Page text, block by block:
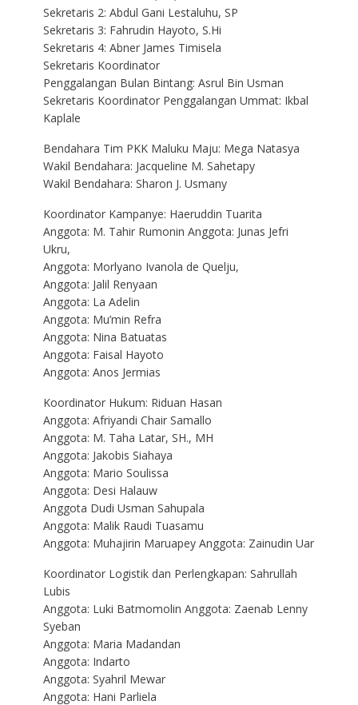
Sekretaris 2: Abdul Gani Lestaluhu, SP
Sekretaris 3: Fahrudin Hayoto, S.Hi
Sekretaris 4: Abner James Timisela
Sekretaris Koordinator
Penggalangan Bulan Bintang: Asrul Bin Usman
Sekretaris Koordinator Penggalangan Ummat: Ikbal
Kaplale
Bendahara Tim PKK Maluku Maju: Mega Natasya
Wakil Bendahara: Jacqueline M. Sahetapy
Wakil Bendahara: Sharon J. Usmany
Koordinator Kampanye: Haeruddin Tuarita
Anggota: M. Tahir Rumonin Anggota: Junas Jefri
Ukru,
Anggota: Morlyano Ivanola de Quelju,
Anggota: Jalil Renyaan
Anggota: La Adelin
Anggota: Mu’min Refra
Anggota: Nina Batuatas
Anggota: Faisal Hayoto
Anggota: Anos Jermias
Koordinator Hukum: Riduan Hasan
Anggota: Afriyandi Chair Samallo
Anggota: M. Taha Latar, SH., MH
Anggota: Jakobis Siahaya
Anggota: Mario Soulissa
Anggota: Desi Halauw
Anggota Dudi Usman Sahupala
Anggota: Malik Raudi Tuasamu
Anggota: Muhajirin Maruapey Anggota: Zainudin Uar
Koordinator Logistik dan Perlengkapan: Sahrullah
Lubis
Anggota: Luki Batmomolin Anggota: Zaenab Lenny
Syeban
Anggota: Maria Madandan
Anggota: Indarto
Anggota: Syahril Mewar
Anggota: Hani Parliela